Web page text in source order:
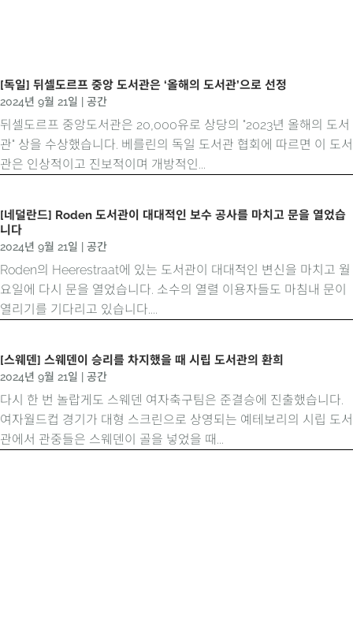
[독일] 뒤셀도르프 중앙 도서관은 ‘올해의 도서관’으로 선정
2024년 9월 21일 공간
뒤셀도르프 중앙도서관은 20,000유로 상당의 "2023년 올해의 도서
관" 상을 수상했습니다. 베를린의 독일 도서관 협회에 따르면 이 도서
관은 인상적이고 진보적이며 개방적인...
[네덜란드] Roden 도서관이 대대적인 보수 공사를 마치고 문을 열었습
니다
2024년 9월 21일 공간
Roden의 Heerestraat에 있는 도서관이 대대적인 변신을 마치고 월
요일에 다시 문을 열었습니다. 소수의 열렬 이용자들도 마침내 문이
열리기를 기다리고 있습니다....
[스웨덴] 스웨덴이 승리를 차지했을 때 시립 도서관의 환희
2024년 9월 21일 공간
다시 한 번 놀랍게도 스웨덴 여자축구팀은 준결승에 진출했습니다.
여자월드컵 경기가 대형 스크린으로 상영되는 예테보리의 시립 도서
관에서 관중들은 스웨덴이 골을 넣었을 때...